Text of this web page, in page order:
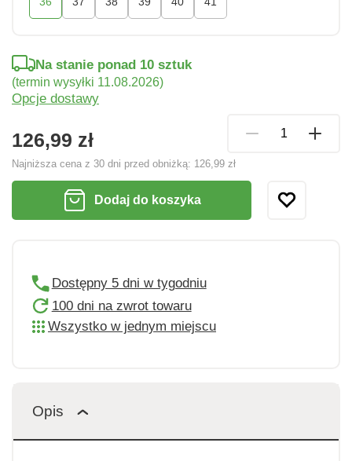
126,99 zł
Najniższa cena z 30 dni przed obniżką: 126,99 zł
Na stanie ponad 10 sztuk
(termin wysyłki 11.08.2026)
Opcje dostawy
Dodaj do koszyka
Dostępny 5 dni w tygodniu
100 dni na zwrot towaru
Wszystko w jednym miejscu
Opis